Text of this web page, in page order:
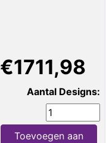
€1711,98
Aantal Designs:
Toevoegen aan